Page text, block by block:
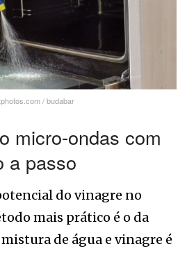
/ budabar
micro-ondas com
a passo
do vinagre no
mais prático é o da
mistura de água e vinagre é